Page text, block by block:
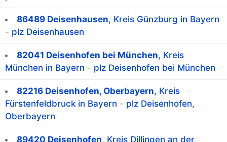
86489 Deisenhausen, Kreis Günzburg in Bayern
- plz Deisenhausen
82041 Deisenhofen bei München, Kreis
München in Bayern - plz Deisenhofen bei München
82216 Deisenhofen, Oberbayern, Kreis
Fürstenfeldbruck in Bayern - plz Deisenhofen,
Oberbayern
89420 Deisenhofen, Kreis Dillingen an der